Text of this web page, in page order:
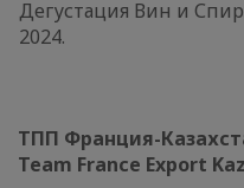
Дегустация Вин и
2024.
ТПП Франция-
Team France Export